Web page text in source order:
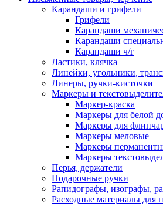
Карандаши и грифели
Грифели
Карандаши
Карандаши
Карандаши ч/г
Ластики, клячка
Линейки, угольники,
Линеры, ручки-кисточки
Маркеры и
Маркер-краска
Маркеры для белой
Маркеры для
Маркеры меловые
Маркеры
Маркеры
Перья, держатели
Подарочные ручки
Рапидографы, изографы,
Расходные материалы для